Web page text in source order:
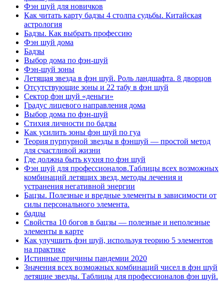
Фэн шуй для новичков
Как читать карту бадзы 4 столпа судьбы. Китайская
астрология
Бадзы. Как выбрать профессию
Фэн шуй дома
Бадзы
Выбор дома по фэн-шуй
Фэн-шуй зоны
Летящая звезда в фэн шуй. Роль ландшафта. 8 дворцов
Отсутствующие зоны и 22 табу в фэн шуй
Сектор фэн шуй «деньги»
Градус лицевого направления дома
Выбор дома по фэн-шуй
Стихия личности по бадзы
Как усилить зоны фэн шуй по гуа
Теория пурпурной звезды в фэншуй — простой метод
для счастливой жизни
Где должна быть кухня по фэн шуй
Фэн шуй для профессионалов.Таблицы всех возможных
комбинаций летящих звезд, методы лечения и
устранения негативной энергии
Бацзы. Полезные и вредные элементы в зависимости от
силы персонального элемента.
бадцы
Свойства 10 богов в бацзы — полезные и неполезные
элементы в карте
Как улучшить фэн шуй, используя теорию 5 элементов
на практике
Истинные причины пандемии 2020
Значения всех возможных комбинаций чисел в фэн шуй
летящие звезды. Таблицы для профессионалов фэн шуй.